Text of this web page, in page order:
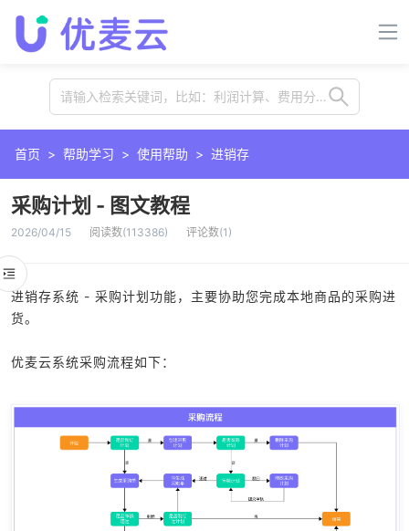
请输入检索关键词，比如：利润计算、费用分摊、插件、卡位等
首页 > 帮助学习 > 使用帮助 > 进销存
采购计划 - 图文教程
2026/04/15 阅读数(113386) 评论数(1 )
进销存系统 - 采购计划功能，主要协助您完成本地商品的采购进
货。
优麦云系统采购流程如下：